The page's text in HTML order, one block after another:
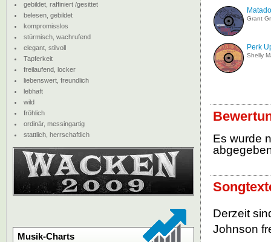
Grant
Perk
Shelly
Es wurde
Derzeit
Johnson
gebildet, raffiniert /gesittet
belesen, gebildet
kompromisslos
stürmisch, wachrufend
elegant, stilvoll
Tapferkeit
freilaufend, locker
liebenswert, freundlich
lebhaft
wild
fröhlich
ordinär, messingartig
stattlich, herrschaftlich
Musik-Charts